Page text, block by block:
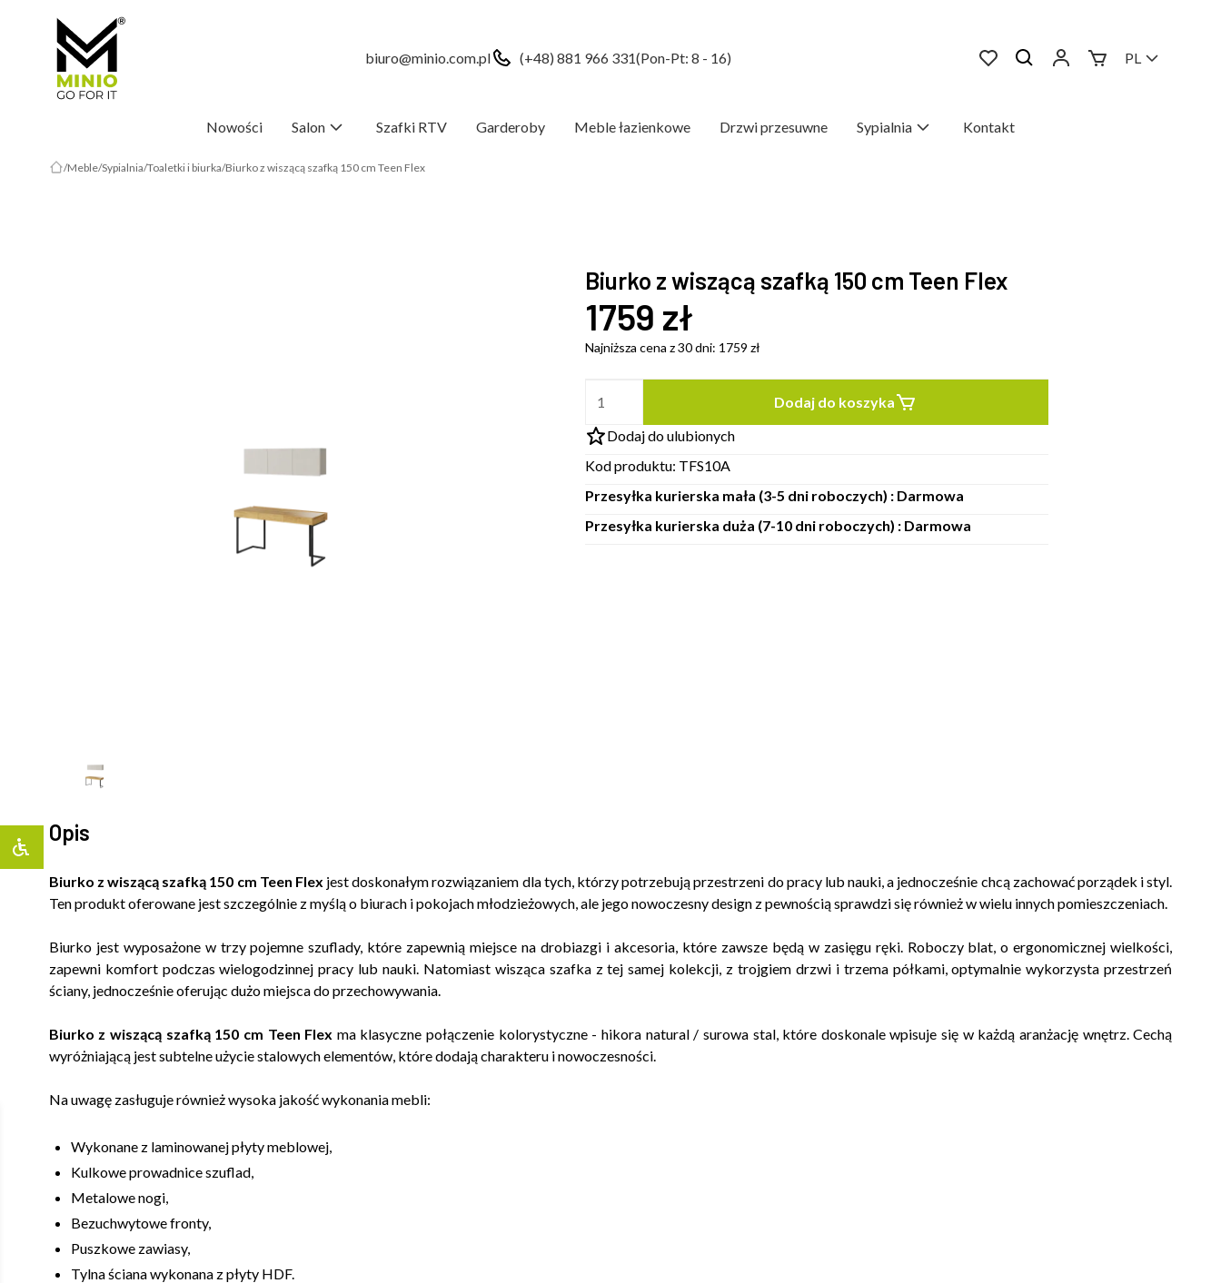
biuro@minio.com.pl (+48) 881 966 331(Pon-Pt: 8 - 16) PL
Nowości Salon Szafki RTV Garderoby Meble łazienkowe Drzwi przesuwne Sypialnia Kontakt
Meble Sypialnia Toaletki i biurka Biurko z wiszącą szafką 150 cm Teen Flex
Biurko z wiszącą szafką 150 cm Teen Flex
1759 zł
Najniższa cena z 30 dni: 1759 zł
Dodaj do koszyka
Dodaj do ulubionych
Kod produktu: TFS10A
Przesyłka kurierska mała (3-5 dni roboczych) : Darmowa
Przesyłka kurierska duża (7-10 dni roboczych) : Darmowa
Opis
Biurko z wiszącą szafką 150 cm Teen Flex jest doskonałym rozwiązaniem dla tych, którzy potrzebują przestrzeni do pracy lub nauki, a jednocześnie chcą zachować porządek i styl.
Ten produkt oferowane jest szczególnie z myślą o biurach i pokojach młodzieżowych, ale jego nowoczesny design z pewnością sprawdzi się również w wielu innych pomieszczeniach.
Biurko jest wyposażone w trzy pojemne szuflady, które zapewnią miejsce na drobiazgi i akcesoria, które zawsze będą w zasięgu ręki. Roboczy blat, o ergonomicznej wielkości,
zapewni komfort podczas wielogodzinnej pracy lub nauki. Natomiast wisząca szafka z tej samej kolekcji, z trojgiem drzwi i trzema półkami, optymalnie wykorzysta przestrzeń
ściany, jednocześnie oferując dużo miejsca do przechowywania.
Biurko z wiszącą szafką 150 cm Teen Flex ma klasyczne połączenie kolorystyczne - hikora natural / surowa stal, które doskonale wpisuje się w każdą aranżację wnętrz. Cechą
wyróżniającą jest subtelne użycie stalowych elementów, które dodają charakteru i nowoczesności.
Na uwagę zasługuje również wysoka jakość wykonania mebli:
Wykonane z laminowanej płyty meblowej,
Kulkowe prowadnice szuflad,
Metalowe nogi,
Bezuchwytowe fronty,
Puszkowe zawiasy,
Tylna ściana wykonana z płyty HDF.